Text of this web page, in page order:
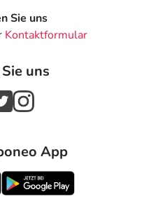
Sie uns
Kontaktformular
uns
App